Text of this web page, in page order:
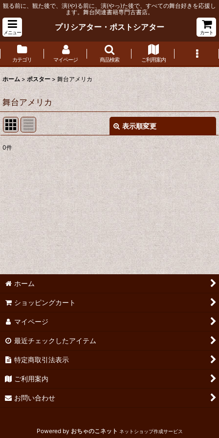
観る前に、観た後で、演(や)る前に、演(やっ)た後で、すべての舞台好きを応援し
ます。舞台関連書籍専門古書店。
メニュー
プリシアター・ポストシアター
カート
カテゴリ マイページ 商品検索 ご利用案内
ホーム > ポスター > 舞台アメリカ
舞台アメリカ
表示順変更
表示数 :
並び順
絞り込む
0件
ホーム
ショッピングカート
マイページ
最近チェックしたアイテム
特定商取引法表示
ご利用案内
お問い合わせ
Powered by おちゃのこネット ネットショップ作成サービス